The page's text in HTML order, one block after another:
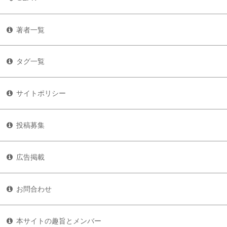
著者一覧
タグ一覧
サイトポリシー
投稿募集
広告掲載
お問合わせ
本サイトの趣旨とメンバー